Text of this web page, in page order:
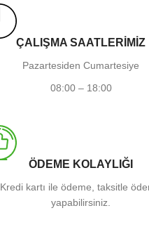
ÇALIŞMA SAATLERİMİZ
Pazartesiden Cumartesiye
08:00 – 18:00
ÖDEME KOLAYLIĞI
Kredi kartı ile ödeme, taksitle
yapabilirsiniz.